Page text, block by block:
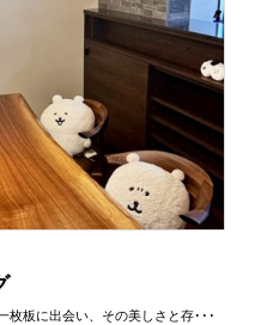
枚板に出会い、その美しさと存･･･